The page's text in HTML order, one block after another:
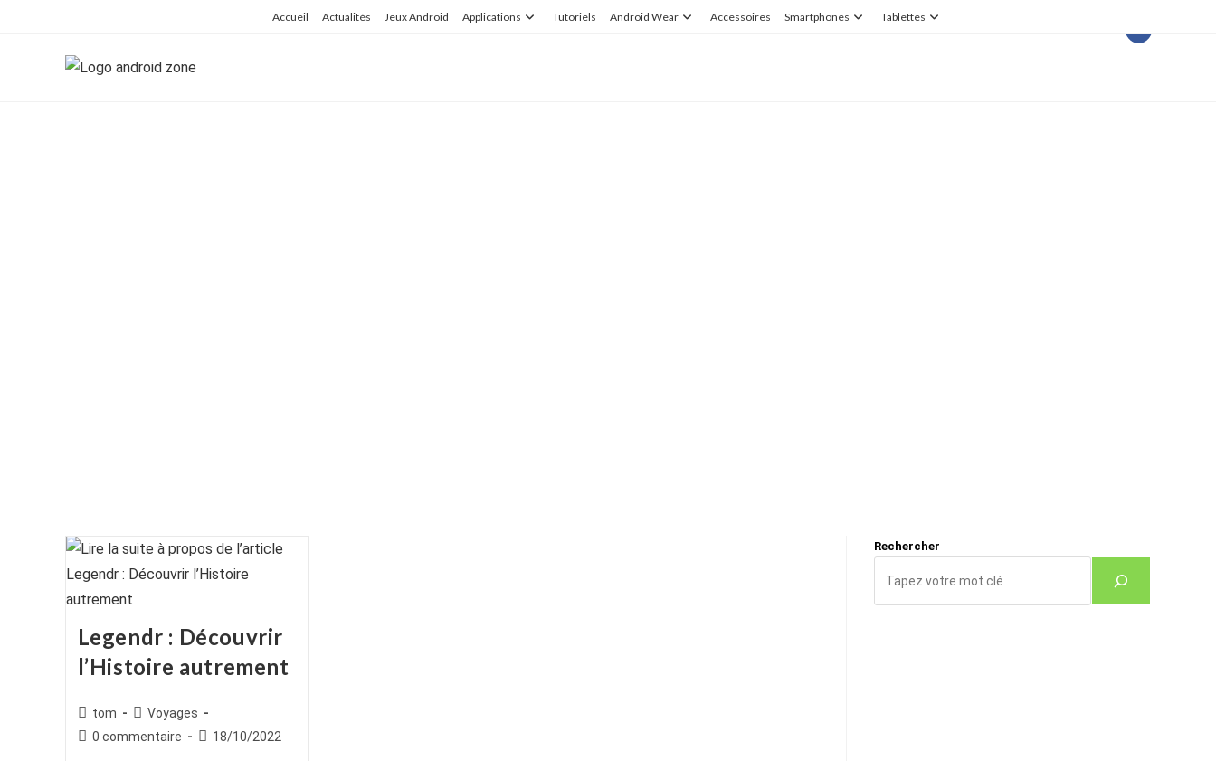
Accueil Actualités Jeux Android Applications Tutoriels Android Wear Accessoires Smartphones Tablettes
Legendr : Découvrir
l’Histoire autrement
Auteur/autrice
de
tom
Post
category:
Voyages
Commentaires
0 commentaire
Publication
18/10/2022
Rechercher